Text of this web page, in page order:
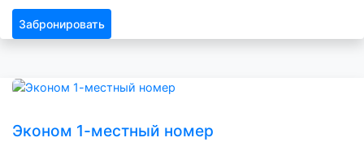
Забронировать
Эконом 1-местный номер